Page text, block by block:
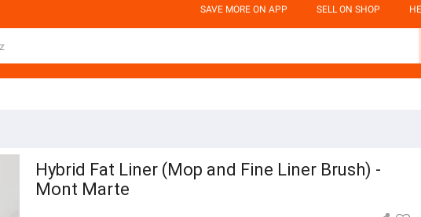
SAVE MORE ON APP SELL ON SHOP
Hybrid Fat Liner (Mop and Fine Liner Brush) -
Mont Marte